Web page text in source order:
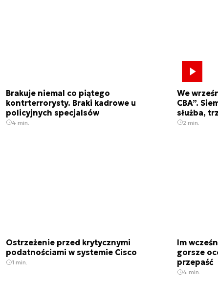
Brakuje niemal co piątego
kontrterrorysty. Braki kadrowe u
policyjnych specjalsów
4 min.
We
CBA”.
służba,
2 min.
Ostrzeżenie przed krytycznymi
podatnościami w systemie Cisco
1 min.
Im
gorsze
przepaść
4 min.